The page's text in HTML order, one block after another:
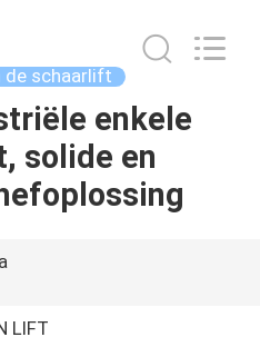
de schaarlift
enkele
solide en
LIFT